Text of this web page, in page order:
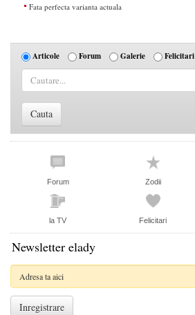
Fata perfecta varianta actuala
Articole Forum Galerie Felicitari
Forum Zodii
la TV Felicitari
Newsletter elady